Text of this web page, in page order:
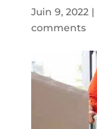
Juin 9, 2022|
comments